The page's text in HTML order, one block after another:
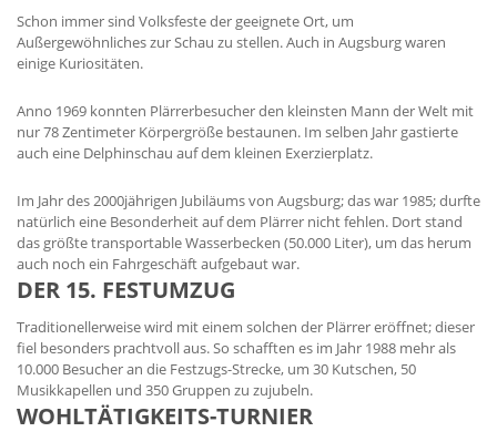
Schon immer sind Volksfeste der geeignete Ort, um
Außergewöhnliches zur Schau zu stellen. Auch in Augsburg waren
einige Kuriositäten.
Anno 1969 konnten Plärrerbesucher den kleinsten Mann der Welt mit
nur 78 Zentimeter Körpergröße bestaunen. Im selben Jahr gastierte
auch eine Delphinschau auf dem kleinen Exerzierplatz.
Im Jahr des 2000jährigen Jubiläums von Augsburg; das war 1985; durfte
natürlich eine Besonderheit auf dem Plärrer nicht fehlen. Dort stand
das größte transportable Wasserbecken (50.000 Liter), um das herum
auch noch ein Fahrgeschäft aufgebaut war.
DER 15. FESTUMZUG
Traditionellerweise wird mit einem solchen der Plärrer eröffnet; dieser
fiel besonders prachtvoll aus. So schafften es im Jahr 1988 mehr als
10.000 Besucher an die Festzugs-Strecke, um 30 Kutschen, 50
Musikkapellen und 350 Gruppen zu zujubeln.
WOHLTÄTIGKEITS-TURNIER